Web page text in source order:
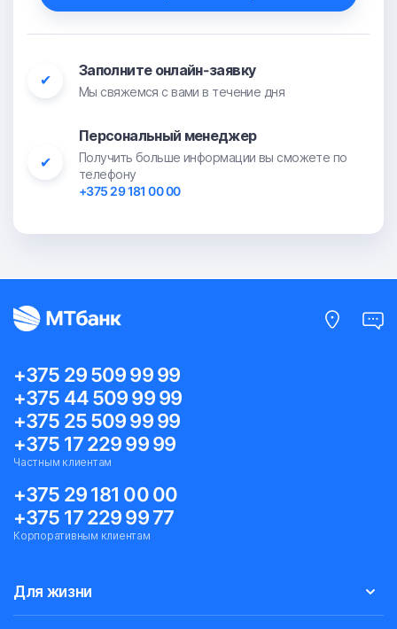
✔
Заполните онлайн-заявку
Мы свяжемся с вами в течение дня
✔
Персональный менеджер
Получить больше информации вы сможете по
телефону
+375 29 181 00 00
+375 29 509 99 99
+375 44 509 99 99
+375 25 509 99 99
+375 17 229 99 99
Частным клиентам
+375 29 181 00 00
+375 17 229 99 77
Корпоративным клиентам
Для жизни